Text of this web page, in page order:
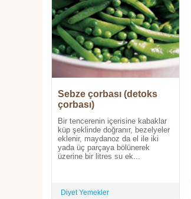
Sebze çorbası (detoks
çorbası)
Bir tencerenin içerisine kabaklar
küp şeklinde doğranır, bezelyeler
eklenir, maydanoz da el ile iki
yada üç parçaya bölünerek
üzerine bir litres su ek...
Diyet Yemekler